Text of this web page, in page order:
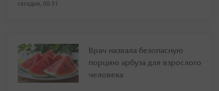
сегодня, 00:31
Врач назвала безопасную
порцию арбуза для взрослого
человека